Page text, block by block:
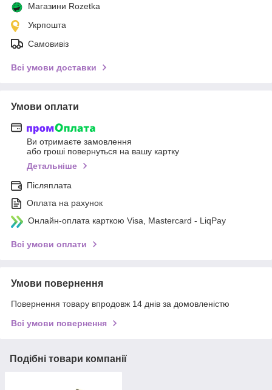
Магазини Rozetka
Укрпошта
Самовивіз
Всі умови доставки
Умови оплати
Ви отримаєте замовлення
або гроші повернуться на вашу картку
Детальніше
Післяплата
Оплата на рахунок
Онлайн-оплата карткою Visa, Mastercard - LiqPay
Всі умови оплати
Умови повернення
Повернення товару впродовж 14 днів за домовленістю
Всі умови повернення
Подібні товари компанії